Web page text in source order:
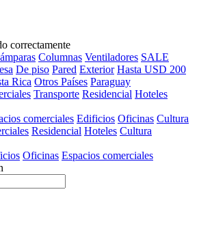
correctamente
Columnas Ventiladores SALE
De piso Pared Exterior Hasta USD 200
Rica Otros Países Paraguay
Transporte Residencial Hoteles
comerciales Edificios Oficinas Cultura
Residencial Hoteles Cultura
Oficinas Espacios comerciales